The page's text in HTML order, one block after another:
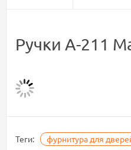
Ручки A-211
Теги: фурнитура для